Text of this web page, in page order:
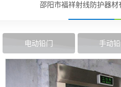
邵阳市福祥射线防护器材
电动铅门 手动